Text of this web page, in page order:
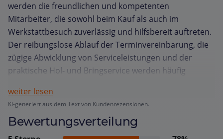
werden die freundlichen und kompetenten
Mitarbeiter, die sowohl beim Kauf als auch im
Werkstattbesuch zuverlässig und hilfsbereit auftreten.
Der reibungslose Ablauf der Terminvereinbarung, die
zügige Abwicklung von Serviceleistungen und der
praktische Hol‑ und Bringservice werden häufig
Kommunikation, die schnelle Bearbeitung von
Reparaturen sowie die professionelle Beratung, die zu
einer klaren Entscheidungsfindung führt. Auch die
Qualität der Fahrzeuge und die sorgfältige
weiter lesen
KI-generiert aus dem Text von Kundenrezensionen.
Bewertungsverteilung